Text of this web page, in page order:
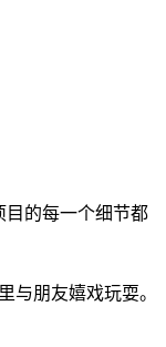
目的每一个细节都
与朋友嬉戏玩耍。